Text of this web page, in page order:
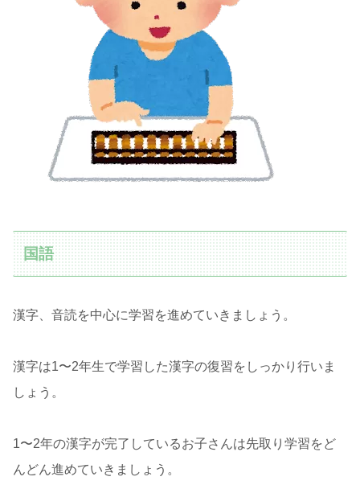
国語
漢字、音読を中心に学習を進めていきましょう。
漢字は1〜2年生で学習した漢字の復習をしっかり行いま
しょう。
1〜2年の漢字が完了しているお子さんは先取り学習をど
んどん進めていきましょう。